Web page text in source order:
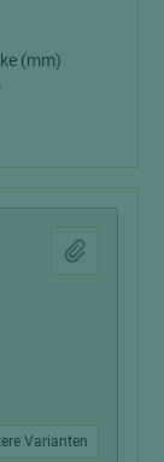
(mm)
Varianten